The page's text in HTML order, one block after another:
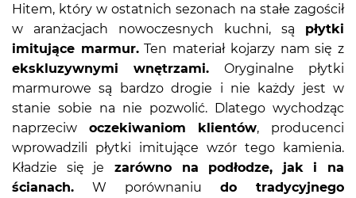
Hitem, który w ostatnich sezonach na stałe zagościł
w aranżacjach nowoczesnych kuchni, są płytki
imitujące marmur.Ten materiał kojarzy nam się z
ekskluzywnymi wnętrzami. Oryginalne płytki
marmurowe są bardzo drogie i nie każdy jest w
stanie sobie na nie pozwolić. Dlatego wychodząc
naprzeciw oczekiwaniom klientów, producenci
wprowadzili płytki imitujące wzór tego kamienia.
Kładzie się je zarówno na podłodze, jak i na
ścianach. W porównaniu do tradycyjnego